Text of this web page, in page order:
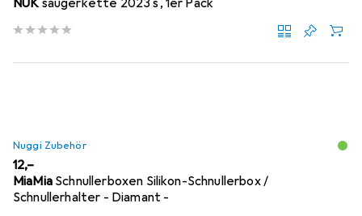
Nuggi Zubehör
EUR
12,–
MiaMia Schnullerboxen Silikon-Schnullerbox /
Schnullerhalter - Diamant -